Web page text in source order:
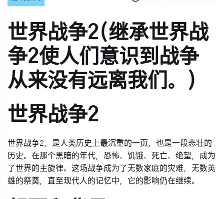
世界战争2(继承世界战
争2使人们意识到战争
从来没有远离我们。)
世界战争2
世界战争2，是人类历史上最沉重的一页，也是一段悲壮的
历史。在那个黑暗的年代，恐怖、饥饿、死亡、绝望，成为
了世界的主旋律。这场战争成为了无数家庭的灾难，无数英
雄的祭奠，直至现代人的记忆中，它的影响仍在继续。